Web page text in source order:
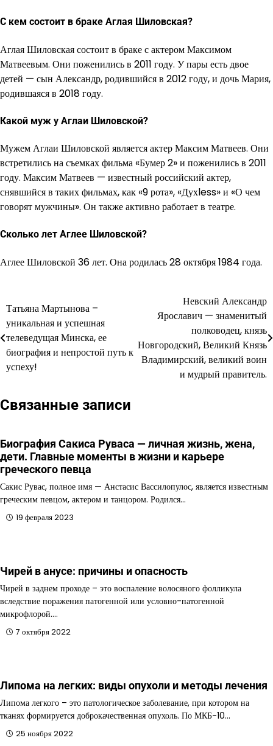
С кем состоит в браке Аглая Шиловская?
Аглая Шиловская состоит в браке с актером Максимом
Матвеевым. Они поженились в 2011 году. У пары есть двое
детей — сын Александр, родившийся в 2012 году, и дочь Мария,
родившаяся в 2018 году.
Какой муж у Аглаи Шиловской?
Мужем Аглаи Шиловской является актер Максим Матвеев. Они
встретились на съемках фильма «Бумер 2» и поженились в 2011
году. Максим Матвеев — известный российский актер,
снявшийся в таких фильмах, как «9 рота», «Духless» и «О чем
говорят мужчины». Он также активно работает в театре.
Сколько лет Аглее Шиловской?
Аглее Шиловской 36 лет. Она родилась 28 октября 1984 года.
Навигация
по
записям
Татьяна Мартынова –
уникальная и успешная
телеведущая Минска, ее
биография и непростой путь к
успеху!
Невский Александр
Ярославич — знаменитый
полководец, князь
Новгородский, Великий Князь
Владимирский, великий воин
и мудрый правитель.
Связанные записи
Биография Сакиса Руваса — личная жизнь, жена,
дети. Главные моменты в жизни и карьере
греческого певца
Сакис Рувас, полное имя — Анстасис Вассилопулос, является известным
греческим певцом, актером и танцором. Родился…
19 февраля 2023
Чирей в анусе: причины и опасность
Чирей в заднем проходе – это воспаление волосяного фолликула
вследствие поражения патогенной или условно-патогенной
микрофлорой.…
7 октября 2022
Липома на легких: виды опухоли и методы лечения
Липома легкого – это патологическое заболевание, при котором на
тканях формируется доброкачественная опухоль. По МКБ-10…
25 ноября 2022